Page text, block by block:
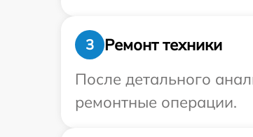
3
Ремонт техники
После детального
ремонтные операции.